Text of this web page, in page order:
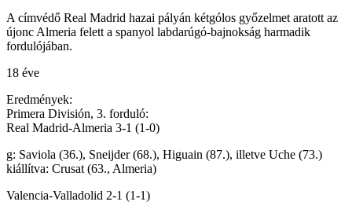
A címvédő Real Madrid hazai pályán kétgólos győzelmet aratott az
újonc Almeria felett a spanyol labdarúgó-bajnokság harmadik
fordulójában.
18 éve
Eredmények:
Primera División, 3. forduló:
Real Madrid-Almeria 3-1 (1-0)
g: Saviola (36.), Sneijder (68.), Higuain (87.), illetve Uche (73.)
kiállítva: Crusat (63., Almeria)
Valencia-Valladolid 2-1 (1-1)